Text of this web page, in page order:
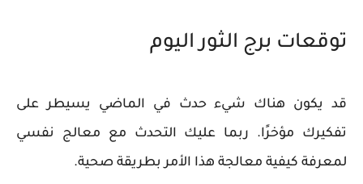
توقعات برج الثور اليوم
قد يكون هناك شيء حدث في الماضي يسيطر على
تفكيرك مؤخرًا. ربما عليك التحدث مع معالج نفسي
لمعرفة كيفية معالجة هذا الأمر بطريقة صحية.